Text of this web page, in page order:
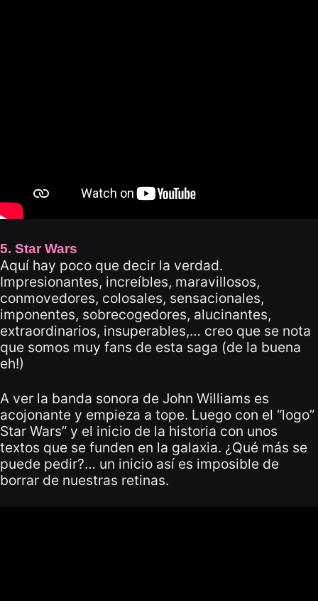
5. Star Wars
Aquí hay poco que decir la verdad.
Impresionantes, increíbles, maravillosos,
conmovedores, colosales, sensacionales,
imponentes, sobrecogedores, alucinantes,
extraordinarios, insuperables,… creo que se nota
que somos muy fans de esta saga (de la buena
eh!)
A ver la banda sonora de John Williams es
acojonante y empieza a tope. Luego con el “logo”
Star Wars” y el inicio de la historia con unos
textos que se funden en la galaxia. ¿Qué más se
puede pedir?… un inicio así es imposible de
borrar de nuestras retinas.